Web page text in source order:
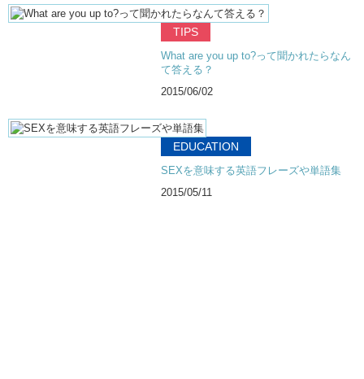
TIPS
What are you up to?って聞かれたらなん
て答える？
2015/06/02
EDUCATION
SEXを意味する英語フレーズや単語集
2015/05/11